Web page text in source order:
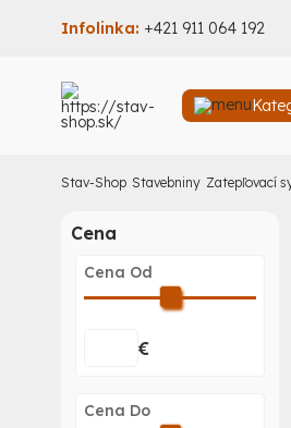
Infolinka: +421 911 064 192
Stav-Shop Stavebniny Zatepľovací
Cena
Cena Od
€
Cena Do